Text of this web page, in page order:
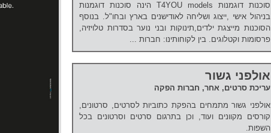
סוכנות דוגמנות T4YOU models הינה סוכנות דוגמנות
בניהול אישי ,ייצוג ושליחה לאודישנים בארץ ובחו"ל. בנוסף
הסוכנות מייצגת ילדים,תינוקות ובני נוער בסדרות טלויזיה,
פרסומות וקטלוגים. בין לקוחותינו: חברות ...
אולפני גשור
עריכת סרטים, אחר, חברות הפקה
אולפני גשור מתמחים בהפקת כתוביות לסרטים, סרטונים,
קורסים מקוונים ועוד, וכן בתרגום סרטים וסרטונים בכל
השפות.